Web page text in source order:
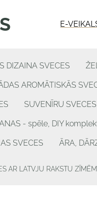
E-
DIZAINA SVECES
AROMĀTISKĀS
SUVENĪRU
- spēle, DIY
SVECES ĀRA,
AR LATVJU RAKSTU ZĪMĒM